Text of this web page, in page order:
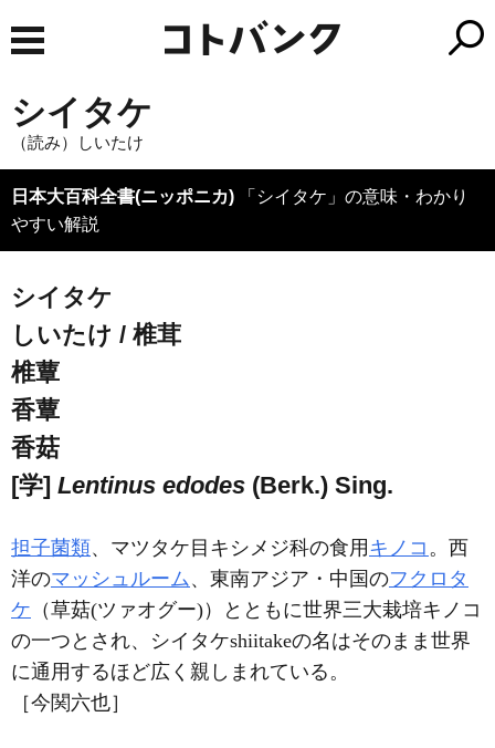
シイタケ
（読み）しいたけ
日本大百科全書(ニッポニカ) 「シイタケ」の意味・わかり
やすい解説
シイタケ
しいたけ / 椎茸
椎蕈
香蕈
香菇
[学] Lentinus edodes (Berk.) Sing.
担子菌類、マツタケ目キシメジ科の食用 キノコ 。西
洋のマッシュルーム、東南アジア・中国のフクロタ
ケ （草菇(ツァオグー)）とともに世界三大栽培キノコ
の一つとされ、シイタケshiitakeの名はそのまま世界
に通用するほど広く親しまれている。
［今関六也］